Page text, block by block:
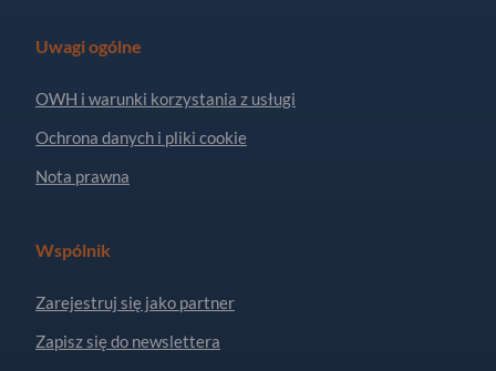
Uwagi ogólne
OWH i warunki korzystania z usługi
Ochrona danych i pliki cookie
Nota prawna
Wspólnik
Zarejestruj się jako partner
Zapisz się do newslettera